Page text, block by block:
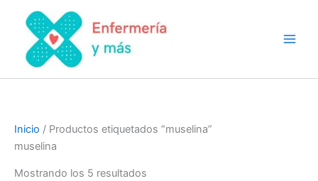
contenido
Inicio / Productos etiquetados “muselina”
muselina
Mostrando los 5 resultados